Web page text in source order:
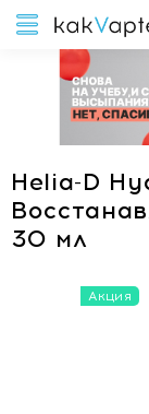
Helia-D
30 мл
Акция